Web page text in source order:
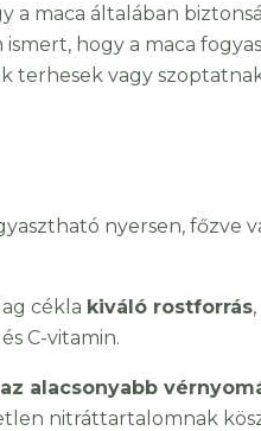
maca általában
hogy a maca
terhesek vagy
nyersen, főzve
cékla kiváló rostforrás
C-vitamin.
alacsonyabb
nitráttartalomnak